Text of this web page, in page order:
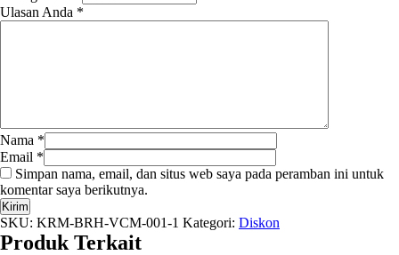
Ulasan Anda *
Nama *
Email *
Simpan nama, email, dan situs web saya pada peramban ini untuk
komentar saya berikutnya.
SKU: KRM-BRH-VCM-001-1 Kategori: Diskon
Produk Terkait